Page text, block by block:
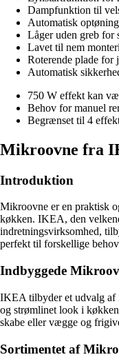
Dampfunktion til
Automatisk
Låger uden greb for
Lavet til nem
Roterende plade
Automatisk
750 W effekt kan
Behov for manuel
Begrænset til 4
Mikroovne fra
Introduktion
Mikroovne er en praktisk
køkken. IKEA, den
indretningsvirksomhed,
perfekt til forskellige
Indbyggede
IKEA tilbyder et udvalg af
og strømlinet look i
skabe eller vægge og
Sortimentet af